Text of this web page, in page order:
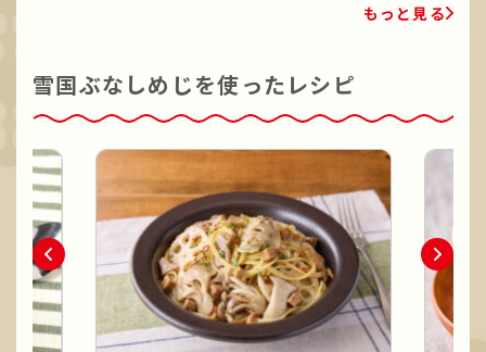
もっと見る
雪国ぶなしめじを使ったレシピ